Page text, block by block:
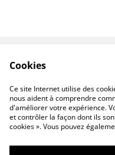
confidentialité
Cookies
Ce site Internet utilise des
nous aident à comprendre
d'améliorer votre expérience.
et contrôler la façon dont ils
cookies ». Vous pouvez